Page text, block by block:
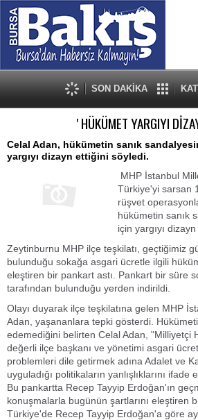
SON DAKİKA
' HÜKÜMET YARGIYI
Celal Adan, hükümetin sanık
yargıyı dizayn ettiğini söyledi.
MHP İstanbul
Türkiye'yi sarsan
rüşvet
hükümetin sanık
için yargıyı
Zeytinburnu MHP ilçe teşkilatı, geçtiğimiz
bulunduğu sokağa asgari ücretle ilgili
eleştiren bir pankart astı. Pankart bir süre
tarafından bulunduğu yerden indirildi.
Olayı duyarak ilçe teşkilatına gelen MHP
Adan, yaşananlara tepki gösterdi.
edemediğini belirten Celal Adan, "Milliyetçi
değerli ilçe başkanı ve yönetimi asgari
problemleri dile getirmek adına Adalet ve
uyguladığı politikaların yanlışlıklarını ifade
Bu pankartta Recep Tayyip Erdoğan'ın
konuşmalarla bugünün şartlarını eleştiren
Türkiye'de Recep Tayyip Erdoğan'a göre